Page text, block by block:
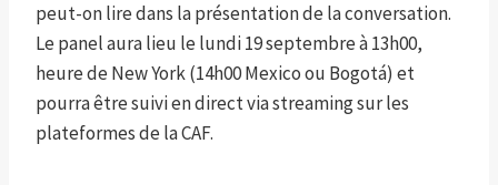
peut-on lire dans la présentation de la conversation.
Le panel aura lieu le lundi 19 septembre à 13h00,
heure de New York (14h00 Mexico ou Bogotá) et
pourra être suivi en direct via streaming sur les
plateformes de la CAF.